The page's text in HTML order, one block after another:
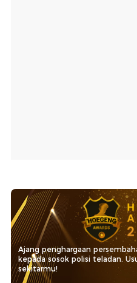
Ajang penghargaan
kepada sosok polisi teladan.
sekitarmu!